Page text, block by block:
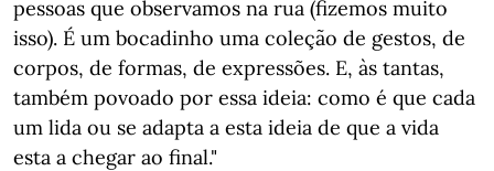
pessoas que observamos na rua (fizemos muito
isso). É um bocadinho uma coleção de gestos, de
corpos, de formas, de expressões. E, às tantas,
também povoado por essa ideia: como é que cada
um lida ou se adapta a esta ideia de que a vida
esta a chegar ao final."